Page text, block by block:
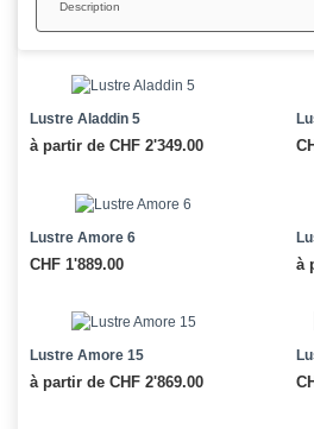
Lustre Aladdin 5
à partir de CHF 2'349.00
Lustre Amore 6
CHF 1'889.00 à
Lustre Amore 15
à partir de CHF 2'869.00